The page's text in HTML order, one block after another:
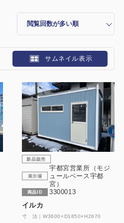
サムネイル表示
新品販売
展示場
宇都宮営業所（モジ
ュールベース宇都
宮）
商品ID 3300013
イルカ
寸 法｜W3600×D1850×H2670